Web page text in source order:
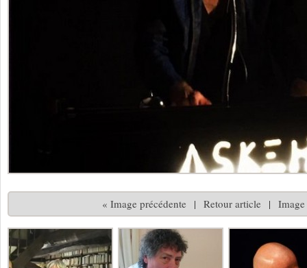
« Image précédente | Retour article |